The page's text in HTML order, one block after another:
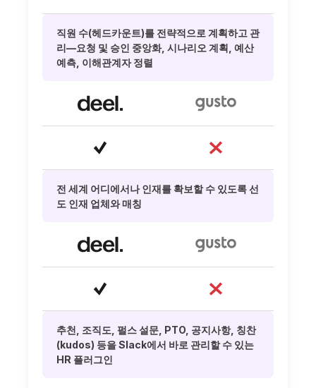
직원 수(헤드카운트)를 전략적으로 계획하고 관
리—요청 및 승인 중앙화, 시나리오 계획, 예산
예측, 이해관계자 정렬
전 세계 어디에서나 인재를 확보할 수 있도록 선
도 인재 업체와 매칭
추천, 조직도, 펄스 설문, PTO, 공지사항, 칭찬
(kudos) 등을 Slack에서 바로 관리할 수 있는
HR 플러그인